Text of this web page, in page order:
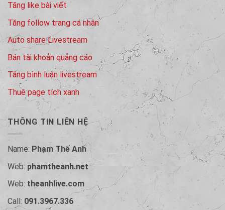
Tăng like bài viết
Tăng follow trang cá nhân
Auto share Livestream
Bán tài khoản quảng cáo
Tăng bình luận livestream
Thuê page tích xanh
THÔNG TIN LIÊN HỆ
Name: Phạm Thế Anh
Web: phamtheanh.net
Web: theanhlive.com
Call: 091.3967.336